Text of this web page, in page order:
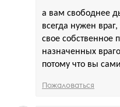
а вам свободнее
всегда нужен
свое собственное
назначенных
потому что вы
Пожаловаться